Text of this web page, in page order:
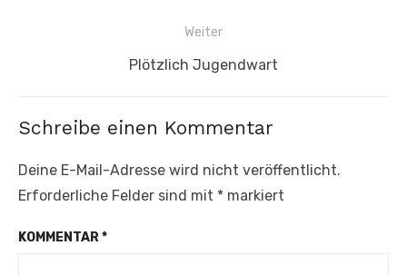
Weiter
Nächster
Plötzlich Jugendwart
Schreibe einen Kommentar
Deine E-Mail-Adresse wird nicht veröffentlicht.
Erforderliche Felder sind mit * markiert
KOMMENTAR*